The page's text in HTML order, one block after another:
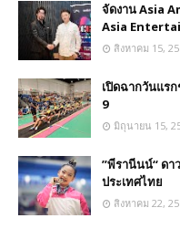
จัดงาน Asia
Asia
สิงหาคม 15,
เปิดฉากวันแร
9
มิถุนายน 15,
”พีรานีนน์“​ ดา
ประเทศไทย
สิงหาคม 22,